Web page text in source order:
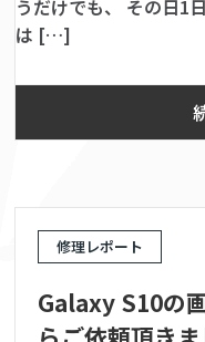
うだけでも、 その日
は […]
修理レポート
Galaxy S10の